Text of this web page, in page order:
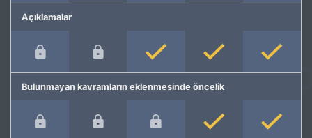
Açıklamalar
Bulunmayan kavramların eklenmesinde öncelik